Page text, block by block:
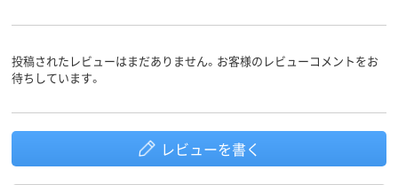
投稿されたレビューはまだありません。お客様のレビューコメントをお
待ちしています。
レビューを書く